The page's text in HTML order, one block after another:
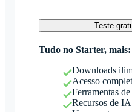
Teste
Tudo no Starter, mais:
Downloads
Acesso
Ferramentas
Recursos de